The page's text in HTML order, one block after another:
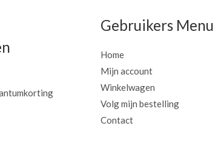
Gebruikers Menu
Home
Mijn account
Winkelwagen
Volg mijn bestelling
Contact